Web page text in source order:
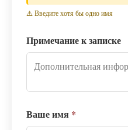
⚠️ Введите хотя бы одно имя
Примечание к записке
Ваше имя *